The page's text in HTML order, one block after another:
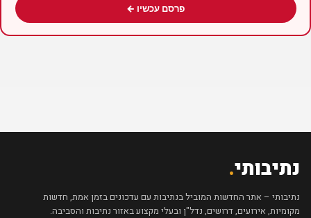
פרסם עכשיו ←
נתיבותי.
נתיבותי – אתר החדשות המוביל בנתיבות עם עדכונים בזמן אמת, חדשות
מקומיות, אירועים, דרושים, נדל"ן ובעלי מקצוע באזור נתיבות והסביבה.